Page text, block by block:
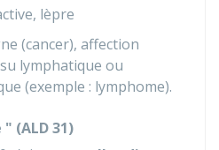
lèpre
(cancer), affection
lymphatique ou
(exemple : lymphome).
(ALD 31)